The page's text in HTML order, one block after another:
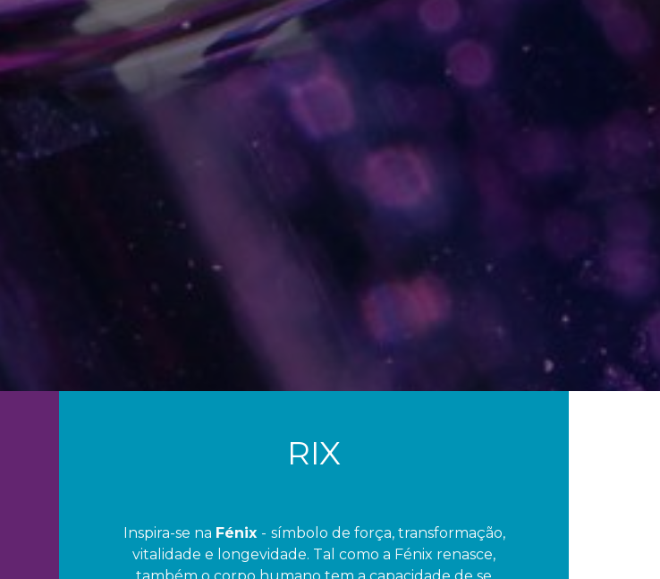
RIX
Inspira-se na Fénix - símbolo de força, transformação,
vitalidade e longevidade. Tal como a Fénix renasce,
também o corpo humano tem a capacidade de se